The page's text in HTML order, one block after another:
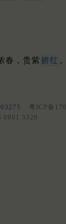
春，贵紫 娇红 。
粤ICP备
0901 3320